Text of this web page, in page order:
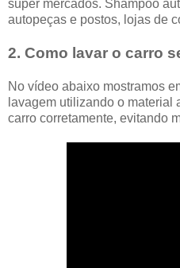
super mercados. Shampoo
autopeças e postos, lojas de
2. Como lavar o carro
No vídeo abaixo mostramos
lavagem utilizando o material
carro corretamente, evitando